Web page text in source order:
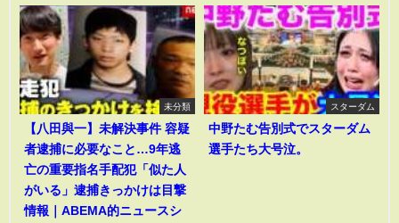
未分類
【八田與一】未解決事件 容疑
者逮捕に必要なこと…9年逃
亡の重要指名手配犯「似た人
がいる」逮捕きっかけは目撃
情報｜ABEMA的ニュースシ
スターダム
中野たむ告別式でスターダム
選手たち大号泣。